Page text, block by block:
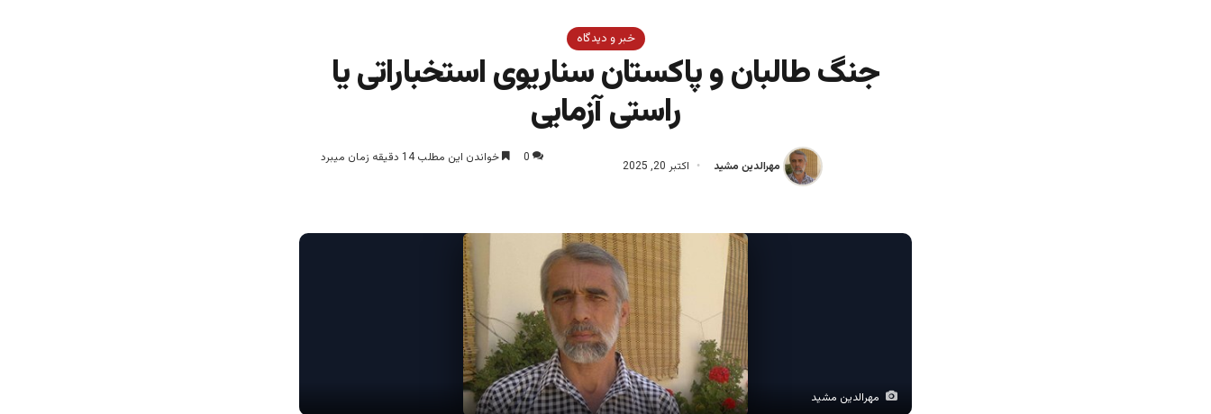
خبر و دیدگاه
جنگ طالبان و پاکستان سناریوی استخباراتی یا
راستی آزمایی
مهرالدین مشید اکتبر 20, 2025
0 خواندن این مطلب 14 دقیقه زمان میبرد
مهرالدین مشید